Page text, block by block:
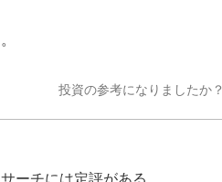
投資の参考になりましたか？
ーチには定評がある